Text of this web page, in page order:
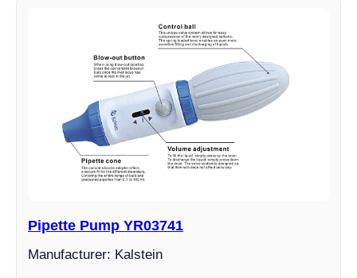
Pipette Pump YR03741
Manufacturer: Kalstein